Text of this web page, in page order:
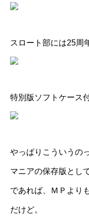
スロート部には25周
特別版ソフトケース
やっぱりこういうの
マニアの保存版とし
であれば、ＭＰより
だけど。